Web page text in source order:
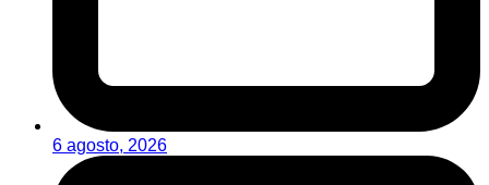
6 agosto, 2026